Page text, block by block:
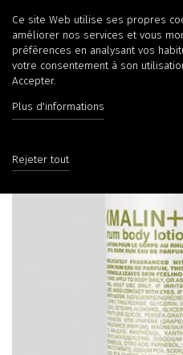
Ce site Web utilise ses propres
améliorer nos services et vous
préférences en analysant vos
votre consentement à son
Accepter.
Plus d'informations
Rejeter tout